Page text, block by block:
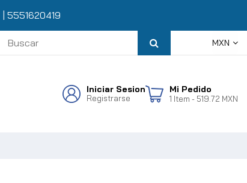
5551620419
MXN
Iniciar Sesion
Registrarse
Mi Pedido
1 Item - 519.72 MXN